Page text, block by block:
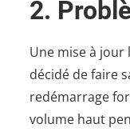
2.
Une mise à
décidé de faire
redémarrage
volume haut